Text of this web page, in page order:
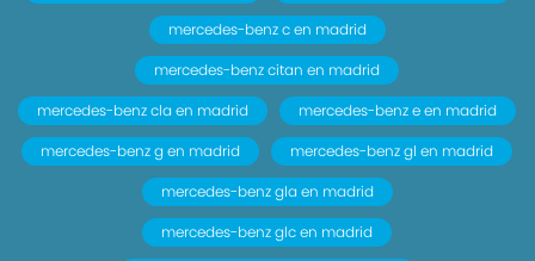
mercedes-benz c en madrid
mercedes-benz citan en madrid
mercedes-benz cla en madrid
mercedes-benz e en madrid
mercedes-benz g en madrid
mercedes-benz gl en madrid
mercedes-benz gla en madrid
mercedes-benz glc en madrid